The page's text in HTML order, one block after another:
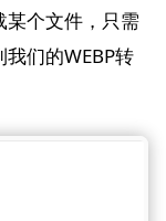
某个文件，只需
们的WEBP转